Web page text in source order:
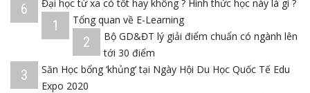
6 Đại học từ xa có tốt hay không ? Hình thức học này là gì ?
1 Tổng quan về E-Learning
2
Bộ GD&ĐT lý giải điểm chuẩn có ngành lên
tới 30 điểm
3
Săn Học bổng ‘khủng’ tại Ngày Hội Du Học Quốc Tế Edu
Expo 2020